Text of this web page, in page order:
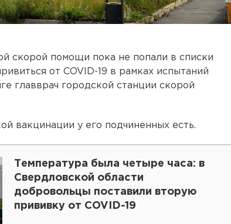
скорой помощи пока не попали в списки
от COVID-19 в рамках испытаний
главврач городской станции скорой
вакцинации у его подчиненных есть.
Температура была четыре часа: в
Свердловской области
добровольцы поставили вторую
прививку от COVID-19